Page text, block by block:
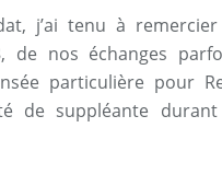
j’ai tenu à
de nos échanges
particulière pour
de suppléante